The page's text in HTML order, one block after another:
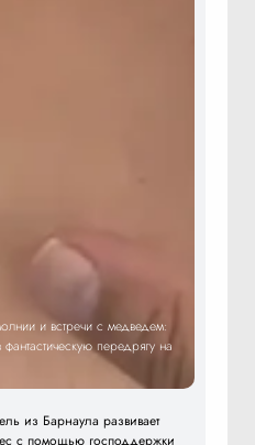
и встречи с медведем:
передрягу на
из Барнаула развивает
с помощью господдержки